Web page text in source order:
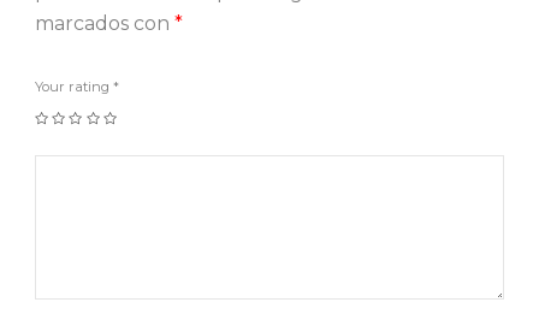
marcados con *
Your rating *
1 2 3